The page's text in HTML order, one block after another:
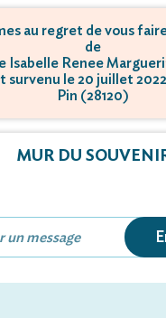
au regret de vous
de
Isabelle Renee
survenu le 20 juillet
Pin (28120)
MUR DU